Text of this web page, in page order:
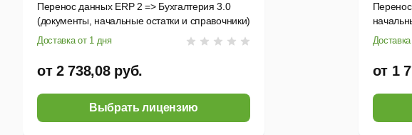
Перенос данных ERP 2 => Бухгалтерия 3.0
(документы, начальные остатки и справочники)
Доставка от 1 дня
от 2 738,08 руб.
Выбрать лицензию
от 1